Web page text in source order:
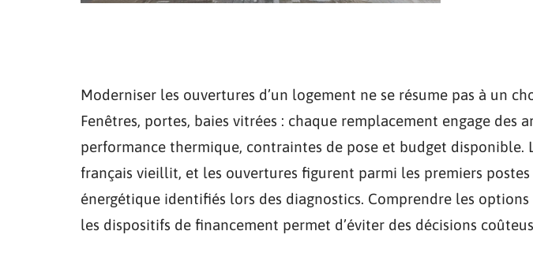
Moderniser les ouvertures d’un logement ne se résume pas à un
Fenêtres, portes, baies vitrées : chaque remplacement engage des
performance thermique, contraintes de pose et budget disponible.
français vieillit, et les ouvertures figurent parmi les premiers
énergétique identifiés lors des diagnostics. Comprendre les
les dispositifs de financement permet d’éviter des décisions